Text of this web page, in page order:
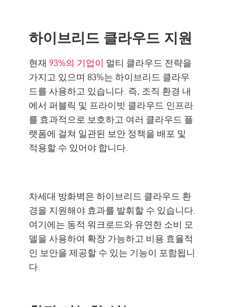
하이브리드 클라우드 지원
현재 93%의 기업이 멀티 클라우드 전략을
가지고 있으며 83%는 하이브리드 클라우
드를 사용하고 있습니다. 즉, 조직 환경 내
에서 퍼블릭 및 프라이빗 클라우드 인프라
를 효과적으로 보호하고 여러 클라우드 플
랫폼에 걸쳐 일관된 보안 정책을 배포 및
적용할 수 있어야 합니다.
차세대 방화벽은 하이브리드 클라우드 환
경을 지원해야 효과를 발휘할 수 있습니다.
여기에는 동적 워크로드와 유연한 소비 모
델을 사용하여 확장 가능하고 비용 효율적
인 보안을 제공할 수 있는 기능이 포함됩니
다.